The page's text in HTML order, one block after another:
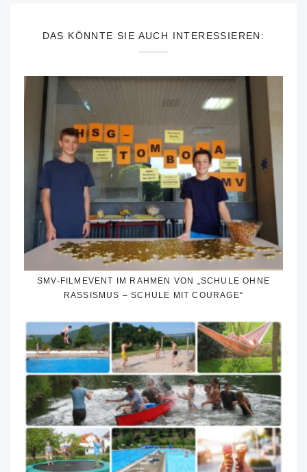
DAS KÖNNTE SIE AUCH INTERESSIEREN:
SMV-FILMEVENT IM RAHMEN VON „SCHULE OHNE
RASSISMUS – SCHULE MIT COURAGE“